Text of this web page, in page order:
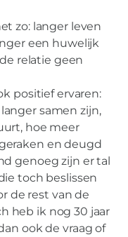
zo: langer leven
een huwelijk
relatie geen
positief ervaren:
samen zijn,
hoe meer
en deugd
genoeg zijn er tal
toch beslissen
de rest van de
heb ik nog 30 jaar
ook de vraag of